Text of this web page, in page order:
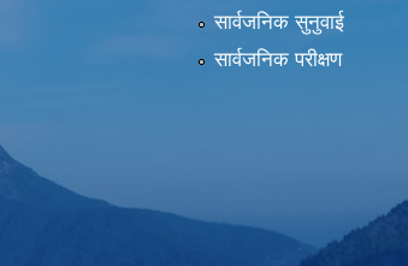
सार्वजनिक सुनुवाई
सार्वजनिक परीक्षण